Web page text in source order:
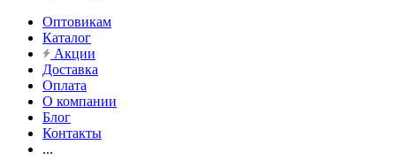
Оптовикам
Каталог
Акции
Доставка
Оплата
О компании
Блог
Контакты
...